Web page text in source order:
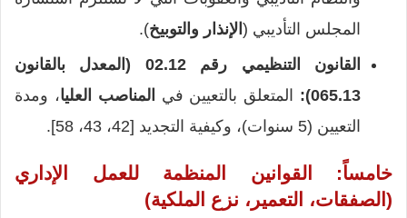
المجلس التأديبي ( الإنذار والتوبيخ).
القانون التنظيمي رقم 02.12 (المعدل بالقانون
065.13):
المتعلق بالتعيين في المناصب العليا، ومدة
التعيين (5 سنوات)، وكيفية التجديد [42، 43، 58].
خامساً: القوانين المنظمة للعمل الإداري
(الصفقات، التعمير، نزع الملكية)